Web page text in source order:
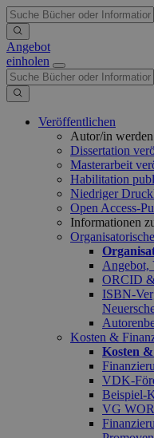
Angebot
einholen
Veröffentlichen
Autor/in werden
Dissertation
Masterarbeit
Habilitation
Niedriger
Open Access-
Informationen
Angebot,
ORCID
ISBN-
Kosten &
Kosten
VDK-
Beispiel-
VG